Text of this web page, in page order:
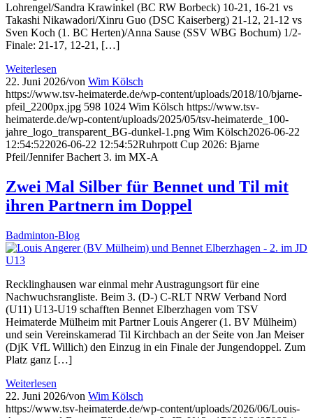
Lohrengel/Sandra Krawinkel (BC RW Borbeck) 10-21, 16-21 vs
Takashi Nikawadori/Xinru Guo (DSC Kaiserberg) 21-12, 21-12 vs
Sven Koch (1. BC Herten)/Anna Sause (SSV WBG Bochum) 1/2-
Finale: 21-17, 12-21, […]
Weiterlesen
22. Juni 2026/von Wim Kölsch
https://www.tsv-heimaterde.de/wp-content/uploads/2018/10/bjarne-
pfeil_2200px.jpg 598 1024 Wim Kölsch https://www.tsv-
heimaterde.de/wp-content/uploads/2025/05/tsv-heimaterde_100-
jahre_logo_transparent_BG-dunkel-1.png Wim Kölsch2026-06-22
12:54:522026-06-22 12:54:52Ruhrpott Cup 2026: Bjarne
Pfeil/Jennifer Bachert 3. im MX-A
Zwei Mal Silber für Bennet und Til mit
ihren Partnern im Doppel
Badminton-Blog
Recklinghausen war einmal mehr Austragungsort für eine
Nachwuchsrangliste. Beim 3. (D-) C-RLT NRW Verband Nord
(U11) U13-U19 schafften Bennet Elberzhagen vom TSV
Heimaterde Mülheim mit Partner Louis Angerer (1. BV Mülheim)
und sein Vereinskamerad Til Kirchbach an der Seite von Jan Meiser
(DjK VfL Willich) den Einzug in ein Finale der Jungendoppel. Zum
Platz ganz […]
Weiterlesen
22. Juni 2026/von Wim Kölsch
https://www.tsv-heimaterde.de/wp-content/uploads/2026/06/Louis-